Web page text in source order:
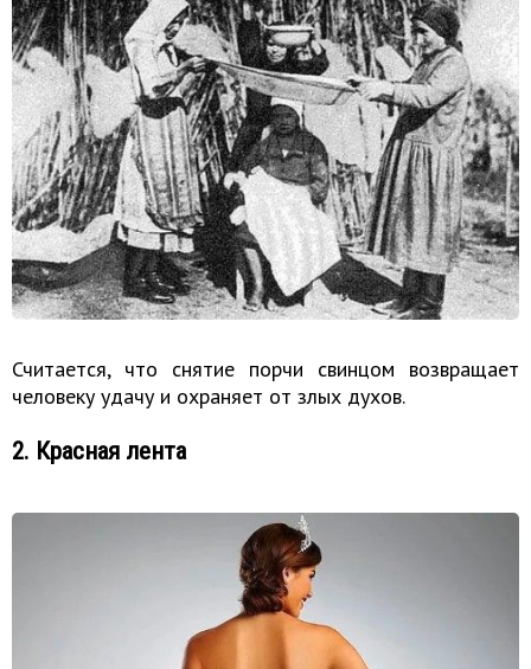
Считается, что снятие порчи свинцом возвращает
человеку удачу и охраняет от злых духов.
2. Красная лента